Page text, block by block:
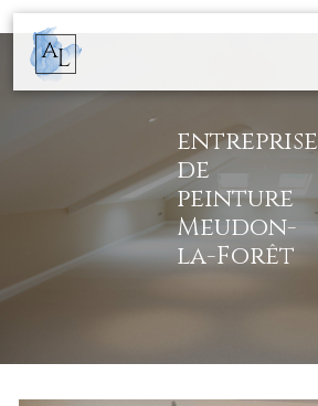
Panneau de gestion des cookies
entreprise
de
peinture
Meudon-
la-Forêt